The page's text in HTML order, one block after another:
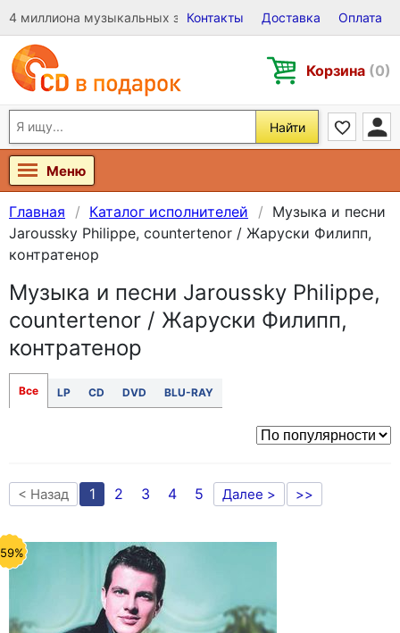
4 миллиона музыкальных записей на Виниле, CD и DVD
Контакты Доставка Оплата
Корзина (0)
Найти
Меню
Главная Каталог исполнителей
Музыка и песни
Jaroussky Philippe, countertenor / Жаруски Филипп,
контратенор
Музыка и песни Jaroussky Philippe,
countertenor / Жаруски Филипп,
контратенор
Все LP CD DVD BLU-RAY
< Назад 1 2 3 4 5 Далее > >>